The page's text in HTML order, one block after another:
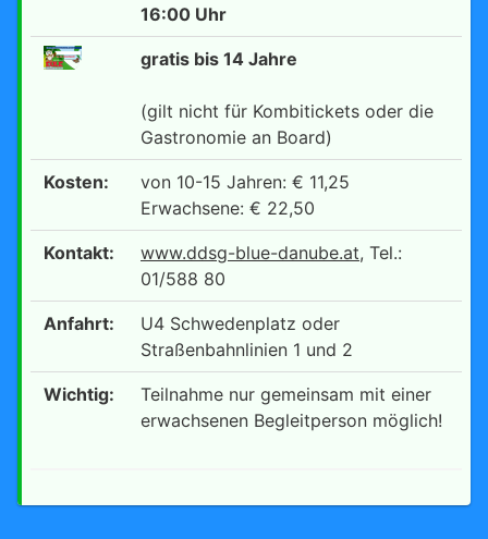
16:00 Uhr
gratis bis 14 Jahre
(gilt nicht für Kombitickets oder die
Gastronomie an Board)
Kosten:
von 10-15 Jahren: € 11,25
Erwachsene: € 22,50
Kontakt: www.ddsg-blue-danube.at, Tel.:
01/588 80
Anfahrt:
U4 Schwedenplatz oder
Straßenbahnlinien 1 und 2
Wichtig:
Teilnahme nur gemeinsam mit einer
erwachsenen Begleitperson möglich!